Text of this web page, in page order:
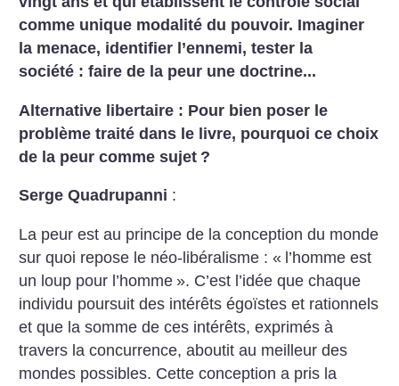
comme unique modalité du pouvoir. Imaginer
la menace, identifier l’ennemi, tester la
société : faire de la peur une doctrine...
Alternative libertaire : Pour bien poser le
problème traité dans le livre, pourquoi ce choix
de la peur comme sujet ?
Serge Quadrupanni :
La peur est au principe de la conception du monde
sur quoi repose le néo-libéralisme : « l’homme est
un loup pour l’homme ». C’est l’idée que chaque
individu poursuit des intérêts égoïstes et rationnels
et que la somme de ces intérêts, exprimés à
travers la concurrence, aboutit au meilleur des
mondes possibles. Cette conception a pris la